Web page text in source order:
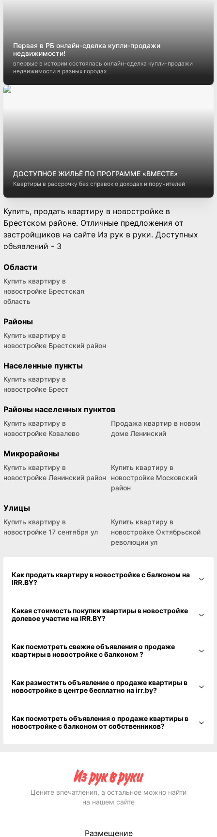
Первая в РБ онлайн-сделка купли-продажи
недвижимости!
впервые в истории состоялась онлайн-сделка купли-продажи
недвижимости в разных городах
ДОСТУПНОЕ ЖИЛЬЁ ПО ПРОГРАММЕ «ВМЕСТЕ»
Квартиры в рассрочку без справок о доходах и поручителей
Купить, продать квартиру в новостройке в
Брестском районе. Отличные предложения от
застройщиков на сайте Из рук в руки. Доступных
объявлений - 3
Области
Купить квартиру в
новостройке Брестская
область
Районы
Купить квартиру в
новостройке Брестский район
Населенные пункты
Купить квартиру в
новостройке Брест
Районы населенных пунктов
Купить квартиру в
новостройке Ковалево
Продажа квартир в новом
доме Ленинский
Микрорайоны
Купить квартиру в
новостройке Ленинский район
Купить квартиру в
новостройке Московский
район
Улицы
Купить квартиру в
новостройке 17 сентября ул
Купить квартиру в
новостройке Октябрьской
революции ул
Как продать квартиру в новостройке с балконом на
IRR.BY?
Какая стоимость покупки квартиры в новостройке
долевое участие на IRR.BY?
Как посмотреть свежие объявления о продаже
квартиры в новостройке с балконом ?
Как разместить объявление о продаже квартиры в
новостройке в центре бесплатно на irr.by?
Как посмотреть объявления о продаже квартиры в
новостройке с балконом от собственников?
Цените впечатления, а остальное можно найти
на нашем сайте
Размещение